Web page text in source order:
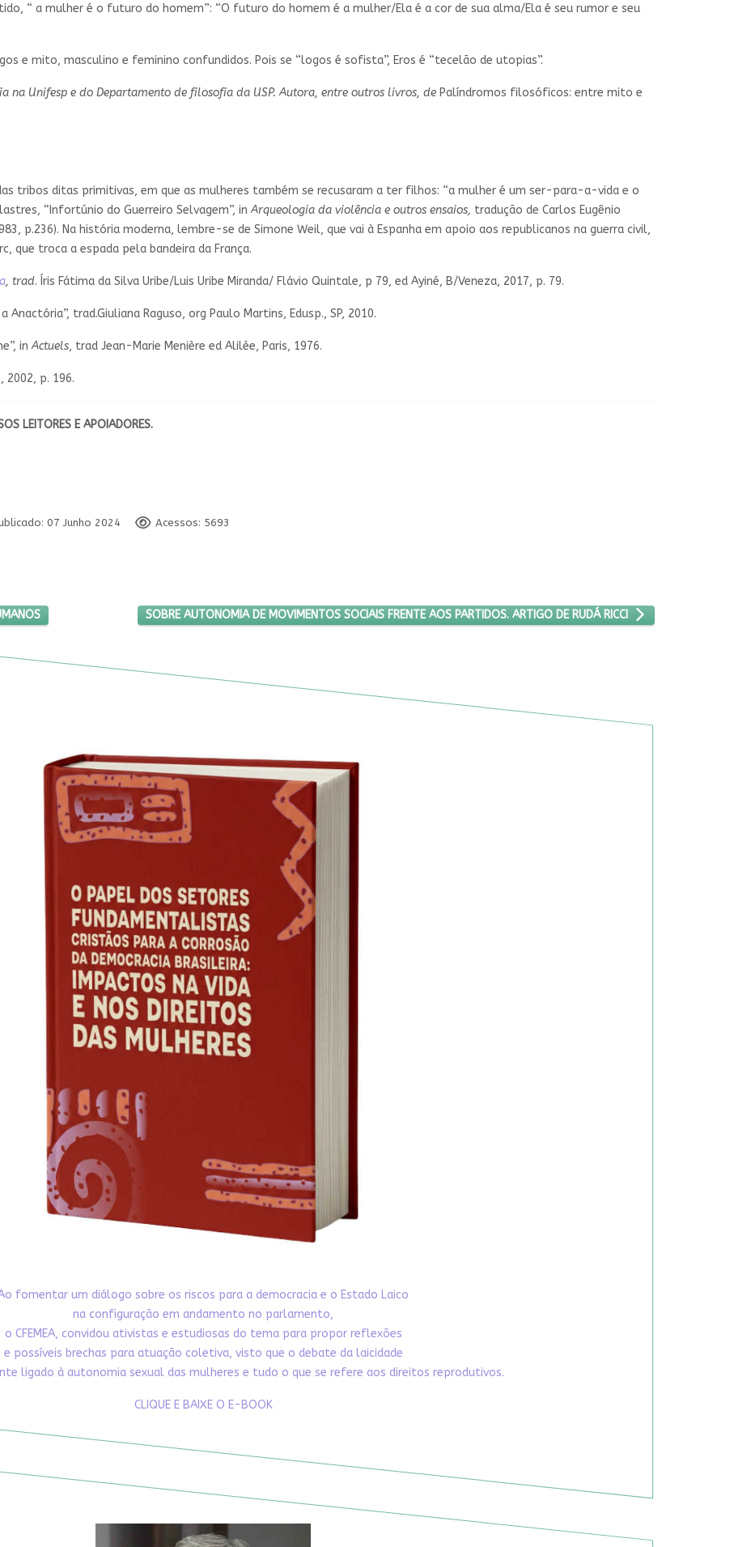
“ a mulher é o futuro do homem”: “O futuro do homem é a mulher/Ela é a cor de sua alma/Ela é seu rumor e seu
e mito, masculino e feminino confundidos. Pois se “logos é sofista”, Eros é “tecelão de utopias”.
na Unifesp e do Departamento de filosofia da USP. Autora, entre outros livros, de Palíndromos filosóficos: entre mito e
tribos ditas primitivas, em que as mulheres também se recusaram a ter filhos: “a mulher é um ser-para-a-vida e o
“Infortúnio do Guerreiro Selvagem”, inArqueologia da violência e outros ensaios, tradução de Carlos Eugênio
p.236). Na história moderna, lembre-se de Simone Weil, que vai à Espanha em apoio aos republicanos na guerra civil,
que troca a espada pela bandeira da França.
, trad. Íris Fátima da Silva Uribe/Luis Uribe Miranda/ Flávio Quintale, p 79, ed Ayiné, B/Veneza, 2017, p. 79.
a Anactória”, trad.Giuliana Raguso, org Paulo Martins, Edusp., SP, 2010.
inActuels, trad Jean-Marie Menière ed Alilée, Paris, 1976.
2002, p. 196.
LEITORES E APOIADORES.
07 Junho 2024 Acessos: 5693
DIREITOS HUMANOS PRÓXIMO ARTIGO: SOBRE AUTONOMIA DE MOVIMENTOS SOCIAIS FRENTE AOS PARTIDOS. ARTIGO DE RUDÁ RICCI
SOBRE AUTONOMIA DE MOVIMENTOS SOCIAIS FRENTE AOS PARTIDOS. ARTIGO DE RUDÁ RICCI
fomentar um diálogo sobre os riscos para a democracia e o Estado Laico
na configuração em andamento no parlamento,
o CFEMEA, convidou ativistas e estudiosas do tema para propor reflexões
e possíveis brechas para atuação coletiva, visto que o debate da laicidade
ligado à autonomia sexual das mulheres e tudo o que se refere aos direitos reprodutivos.
CLIQUE E BAIXE O E-BOOK